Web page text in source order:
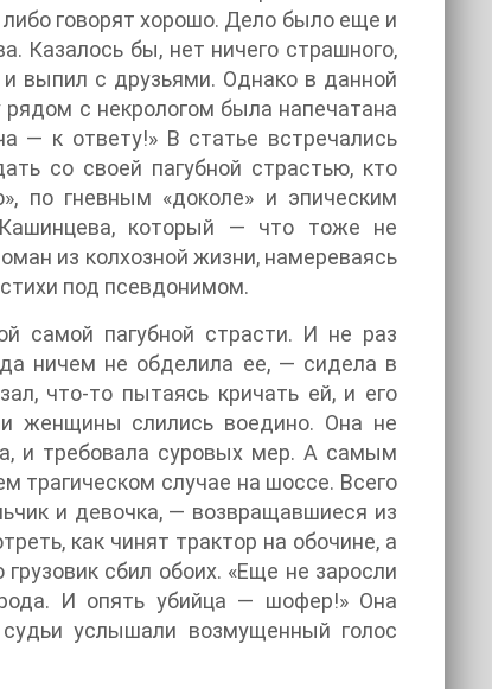
говорят хорошо. Дело было еще и
Казалось бы, нет ничего страшного,
выпил с друзьями. Однако в данной
рядом с некрологом была напечатана
— к ответу!» В статье встречались
со своей пагубной страстью, кто
по гневным «доколе» и эпическим
который — что тоже не
из колхозной жизни, намереваясь
под псевдонимом.
самой пагубной страсти. И не раз
ничем не обделила ее, — сидела в
что-то пытаясь кричать ей, и его
женщины слились воедино. Она не
и требовала суровых мер. А самым
трагическом случае на шоссе. Всего
и девочка, — возвращавшиеся из
как чинят трактор на обочине, а
сбил обоих. «Еще не заросли
И опять убийца — шофер!» Она
услышали возмущенный голос